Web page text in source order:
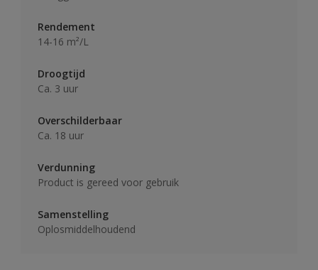
Rendement
14-16 m²/L
Droogtijd
Ca. 3 uur
Overschilderbaar
Ca. 18 uur
Verdunning
Product is gereed voor gebruik
Samenstelling
Oplosmiddelhoudend